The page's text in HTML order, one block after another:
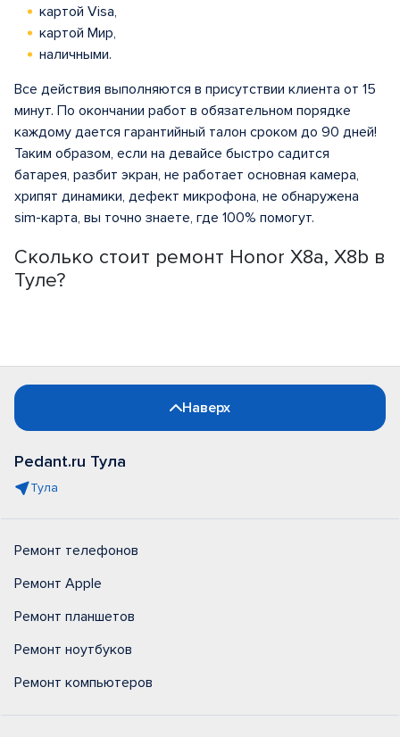
Сколько стоит ремонт Honor X8a, X8b в
Туле?
картой Visa,
картой Мир,
наличными.
Все действия выполняются в присутствии клиента от 15
минут. По окончании работ в обязательном порядке
каждому дается гарантийный талон сроком до 90 дней!
Таким образом, если на девайсе быстро садится
батарея, разбит экран, не работает основная камера,
хрипят динамики, дефект микрофона, не обнаружена
sim-карта, вы точно знаете, где 100% помогут.
Наверх
Pedant.ru Тула
Тула
Ремонт телефонов
Ремонт Apple
Ремонт планшетов
Ремонт ноутбуков
Ремонт компьютеров